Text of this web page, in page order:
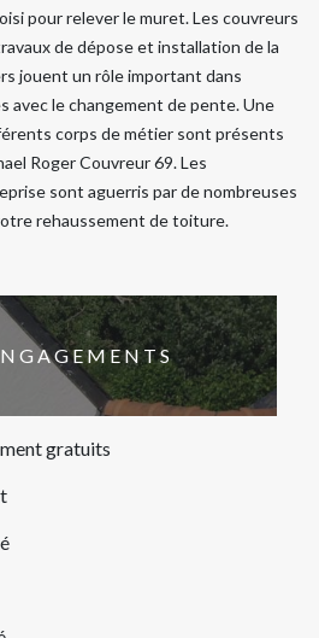
pour relever le muret. Les couvreurs
de dépose et installation de la
jouent un rôle important dans
avec le changement de pente. Une
corps de métier sont présents
Roger Couvreur 69. Les
sont aguerris par de nombreuses
rehaussement de toiture.
gratuits